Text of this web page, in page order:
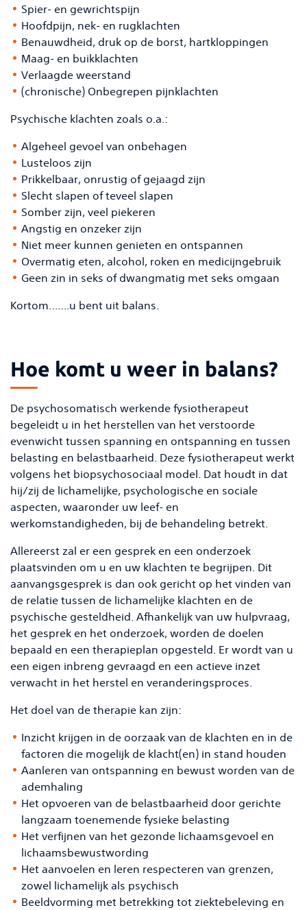
Spier- en gewrichtspijn
Hoofdpijn, nek- en rugklachten
Benauwdheid, druk op de borst, hartkloppingen
Maag- en buikklachten
Verlaagde weerstand
(chronische) Onbegrepen pijnklachten
Psychische klachten zoals o.a.:
Algeheel gevoel van onbehagen
Lusteloos zijn
Prikkelbaar, onrustig of gejaagd zijn
Slecht slapen of teveel slapen
Somber zijn, veel piekeren
Angstig en onzeker zijn
Niet meer kunnen genieten en ontspannen
Overmatig eten, alcohol, roken en medicijngebruik
Geen zin in seks of dwangmatig met seks omgaan
Kortom…….u bent uit balans.
Hoe komt u weer in balans?
De psychosomatisch werkende fysiotherapeut
begeleidt u in het herstellen van het verstoorde
evenwicht tussen spanning en ontspanning en tussen
belasting en belastbaarheid. Deze fysiotherapeut werkt
volgens het biopsychosociaal model. Dat houdt in dat
hij/zij de lichamelijke, psychologische en sociale
aspecten, waaronder uw leef- en
werkomstandigheden, bij de behandeling betrekt.
Allereerst zal er een gesprek en een onderzoek
plaatsvinden om u en uw klachten te begrijpen. Dit
aanvangsgesprek is dan ook gericht op het vinden van
de relatie tussen de lichamelijke klachten en de
psychische gesteldheid. Afhankelijk van uw hulpvraag,
het gesprek en het onderzoek, worden de doelen
bepaald en een therapieplan opgesteld. Er wordt van u
een eigen inbreng gevraagd en een actieve inzet
verwacht in het herstel en veranderingsproces.
Het doel van de therapie kan zijn:
Inzicht krijgen in de oorzaak van de klachten en in de
factoren die mogelijk de klacht(en) in stand houden
Aanleren van ontspanning en bewust worden van de
ademhaling
Het opvoeren van de belastbaarheid door gerichte
langzaam toenemende fysieke belasting
Het verfijnen van het gezonde lichaamsgevoel en
lichaamsbewustwording
Het aanvoelen en leren respecteren van grenzen,
zowel lichamelijk als psychisch
Beeldvorming met betrekking tot ziektebeleving en